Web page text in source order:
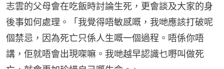
志雲的父母會在吃飯時討論生死，更會談及大家的身
後事如何處理。「我覺得唔敏感嘅，我哋應該打破呢
個禁忌，因為死亡只係人生嘅一個過程。唔係你唔
講，佢就唔會出現㗎嘛。我哋越早認識乜嘢叫做死